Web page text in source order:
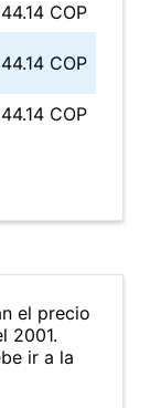
COP
COP
COP
el precio
2001.
ir a la